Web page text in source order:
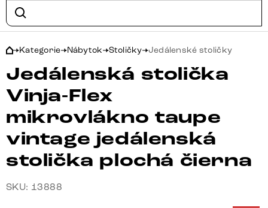
Kategorie Nábytok Stoličky Jedálenské stoličky
Jedálenská stolička
Vinja-Flex
mikrovlákno taupe
vintage jedálenská
stolička plochá čierna
SKU: 13888